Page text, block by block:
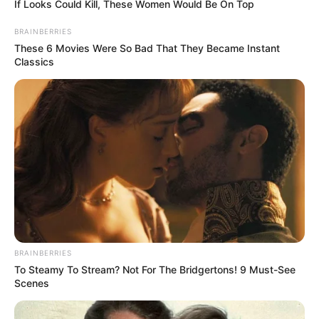
(1993) – Dave Grusin (za fortepianową, z energetycznym
tematem przewodnim, ścieżkę dźwiękową do obrazu z
Tomem Cruise’em zdobył ostatnią w swojej karierze
nominację do Oscara, jedną z sześciu; z tą nieszablonową
pracą również gorąco zachęcam się zapoznać).
O ile Michael Small i David Shire – nieco zapomniani dzisiaj,
If Looks Could Kill, These Women Would Be On Top
BRAINBERRIES
These 6 Movies Were So Bad That They Became Instant
Classics
BRAINBERRIES
To Steamy To Stream? Not For The Bridgertons! 9 Must-See
Scenes